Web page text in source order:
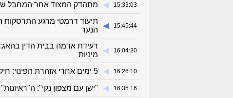
15:33:03
◀︎ מתהדק המצוד אחר המחבל
15:45:44
◀︎
תיעוד דרמטי מרגע
הנער
16:04:20
◀︎
רעידת אדמה בבית הדין
מיניות
16:26:10
◀︎ 5 ימים אחרי אזהרת הפינוי: חיל האוויר תקף שני נמלים בתימן
16:35:16
◀︎ "ישן עם מצפון נקי":